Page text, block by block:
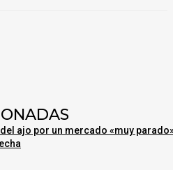
ajo por un mercado «muy